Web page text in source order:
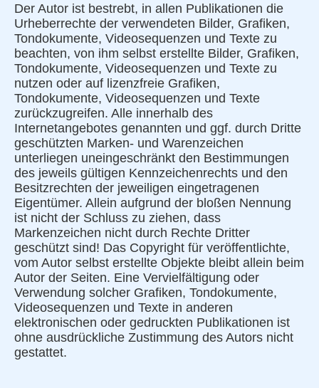
Der Autor ist bestrebt, in allen Publikationen die
Urheberrechte der verwendeten Bilder, Grafiken,
Tondokumente, Videosequenzen und Texte zu
beachten, von ihm selbst erstellte Bilder, Grafiken,
Tondokumente, Videosequenzen und Texte zu
nutzen oder auf lizenzfreie Grafiken,
Tondokumente, Videosequenzen und Texte
zurückzugreifen. Alle innerhalb des
Internetangebotes genannten und ggf. durch Dritte
geschützten Marken- und Warenzeichen
unterliegen uneingeschränkt den Bestimmungen
des jeweils gültigen Kennzeichenrechts und den
Besitzrechten der jeweiligen eingetragenen
Eigentümer. Allein aufgrund der bloßen Nennung
ist nicht der Schluss zu ziehen, dass
Markenzeichen nicht durch Rechte Dritter
geschützt sind! Das Copyright für veröffentlichte,
vom Autor selbst erstellte Objekte bleibt allein beim
Autor der Seiten. Eine Vervielfältigung oder
Verwendung solcher Grafiken, Tondokumente,
Videosequenzen und Texte in anderen
elektronischen oder gedruckten Publikationen ist
ohne ausdrückliche Zustimmung des Autors nicht
gestattet.